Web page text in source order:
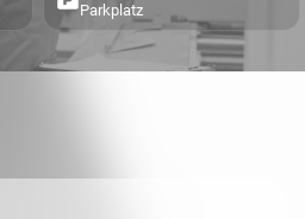
Parkplatz